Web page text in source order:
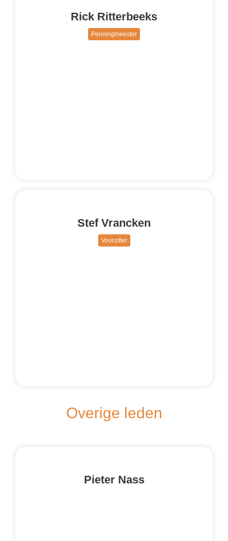
Rick Ritterbeeks
Penningmeester
Stef Vrancken
Voorzitter
Overige leden
Pieter Nass